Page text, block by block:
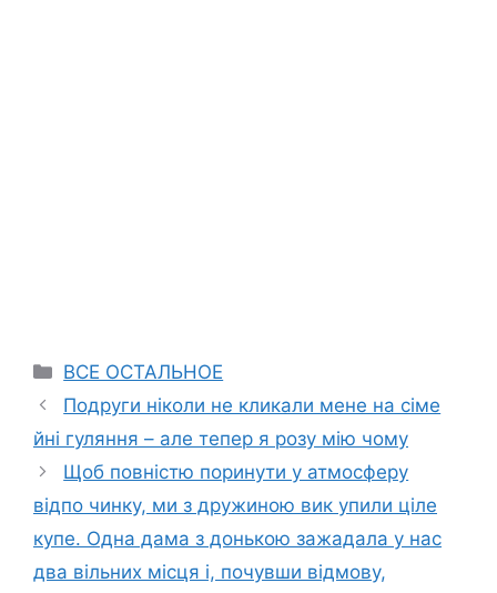
Categories
ВСЕ ОСТАЛЬНОЕ
Подруги ніколи не кликали мене на сіме
йні гуляння – але тепер я розу мію чому
Щоб повністю поринути у атмосферу
відпо чинку, ми з дружиною вик упили ціле
купе. Одна дама з донькою зажадала у нас
два вільних місця і, почувши відмову,